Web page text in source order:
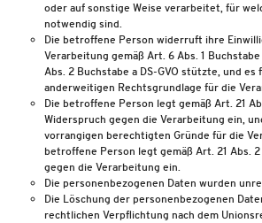
oder auf sonstige Weise verarbeitet, für
notwendig sind.
Die betroffene Person widerruft ihre
Verarbeitung gemäß Art. 6 Abs. 1
Abs. 2 Buchstabe a DS-GVO stützte, und es
anderweitigen Rechtsgrundlage für die
Die betroffene Person legt gemäß Art. 21
Widerspruch gegen die Verarbeitung ein,
vorrangigen berechtigten Gründe für die
betroffene Person legt gemäß Art. 21 Abs. 2
gegen die Verarbeitung ein.
Die personenbezogenen Daten wurden
Die Löschung der personenbezogenen
rechtlichen Verpflichtung nach dem